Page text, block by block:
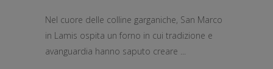
Nel cuore delle colline garganiche, San Marco
in Lamis ospita un forno in cui tradizione e
avanguardia hanno saputo creare